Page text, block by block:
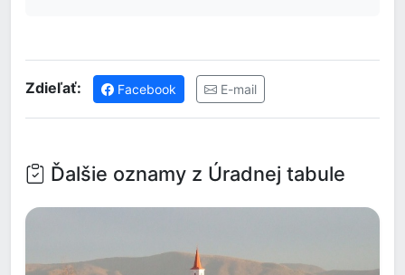
Zdieľať: Facebook E-mail
Ďalšie oznamy z Úradnej tabule